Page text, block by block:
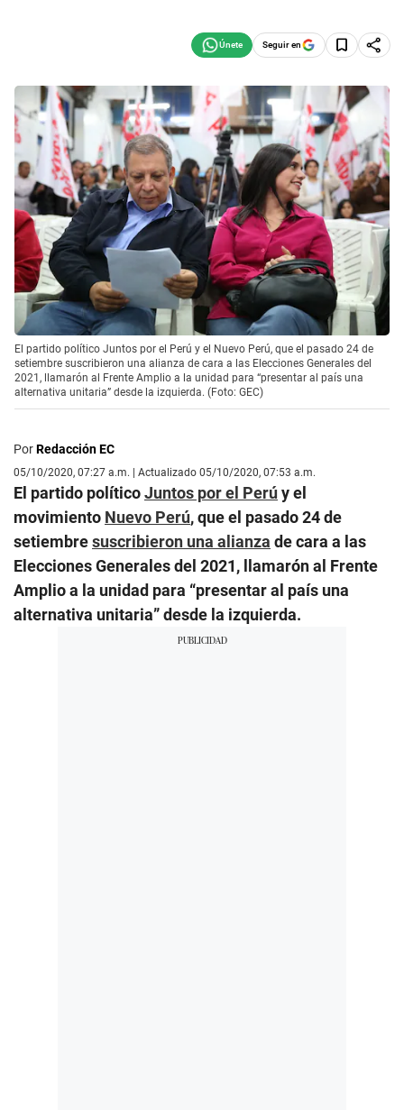
Seguir en
El partido político Juntos por el Perú y el Nuevo Perú, que el pasado 24 de
setiembre suscribieron una alianza de cara a las Elecciones Generales del
2021, llamarón al Frente Amplio a la unidad para “presentar al país una
alternativa unitaria” desde la izquierda. (Foto: GEC)
PorRedacción EC
05/10/2020, 07:27 a.m. | Actualizado 05/10/2020, 07:53 a.m.
El partido políticoJuntos por el Perúy el
movimiento Nuevo Perú, que el pasado 24 de
setiembresuscribieron una alianza de cara a las
Elecciones Generales del 2021, llamarón al Frente
Amplio a la unidad para “presentar al país una
alternativa unitaria” desde la izquierda.